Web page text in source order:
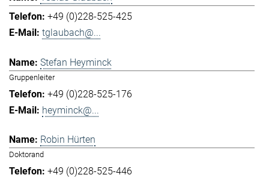
+49 (0)228-525-425
tglaubach@...
Stefan Heyminck
Gruppenleiter
+49 (0)228-525-176
heyminck@...
Robin Hürten
Doktorand
+49 (0)228-525-446